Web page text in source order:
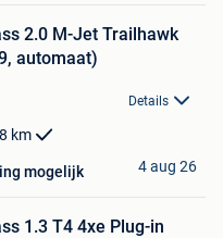
2.0 M-Jet Trailhawk
automaat)
Details
km
mogelijk 4 aug 26
1.3 T4 4xe Plug-in